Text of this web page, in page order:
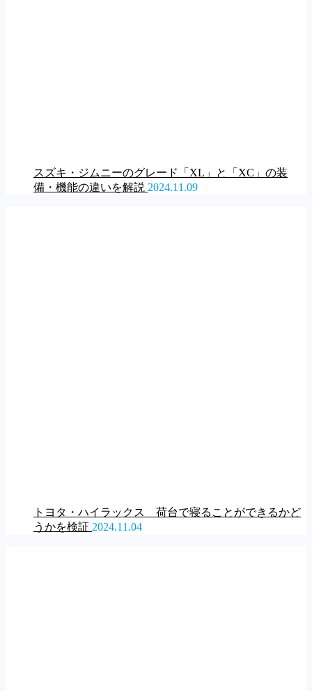
スズキ・ジムニーのグレード「XL」と「XC」の装
備・機能の違いを解説 2024.11.09
トヨタ・ハイラックス 荷台で寝ることができるかど
うかを検証 2024.11.04